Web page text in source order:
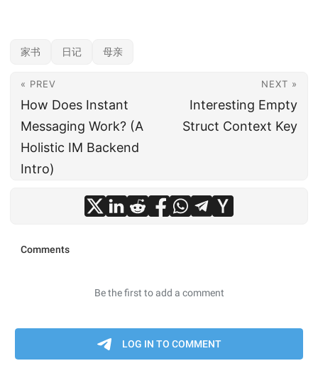
家书 日记 母亲
« PREV
How Does Instant
Messaging Work? (A
Holistic IM Backend
Intro)
NEXT »
Interesting Empty
Struct Context Key